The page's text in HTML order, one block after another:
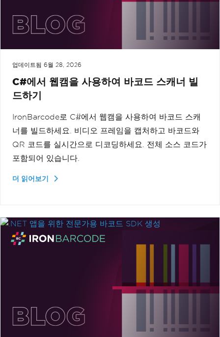
업데이트됨 6월 28, 2026
C#에서 웹캠을 사용하여 바코드 스캐너 빌
드하기
IronBarcode로 C#에서 웹캠을 사용하여 바코드 스캐
너를 빌드하세요. 비디오 프레임을 캡처하고 바코드와
QR 코드를 실시간으로 디코딩하세요. 전체 소스 코드가
포함되어 있습니다.
더 읽어보기